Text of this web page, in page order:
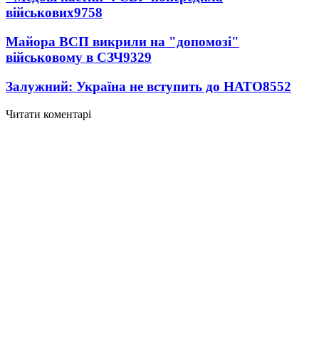
військових9758
Майора ВСП викрили на "допомозі"
військовому в СЗЧ9329
Залужний: Україна не вступить до НАТО8552
Читати коментарі